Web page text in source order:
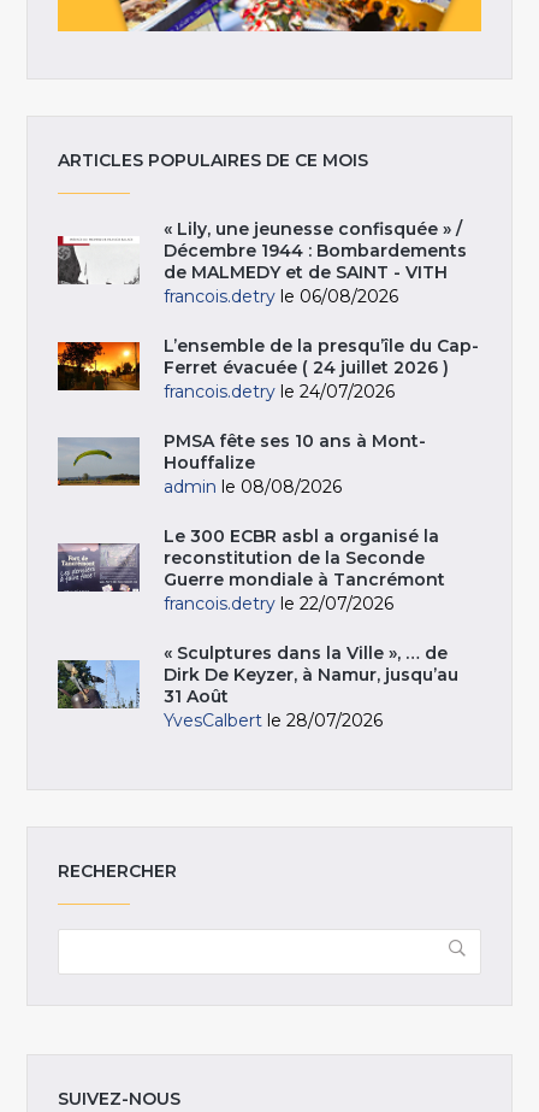
ARTICLES POPULAIRES DE CE MOIS
« Lily, une jeunesse confisquée » /
Décembre 1944 : Bombardements
de MALMEDY et de SAINT - VITH
francois.detry le 06/08/2026
L’ensemble de la presqu’île du Cap-
Ferret évacuée ( 24 juillet 2026 )
francois.detry le 24/07/2026
PMSA fête ses 10 ans à Mont-
Houffalize
admin le 08/08/2026
Le 300 ECBR asbl a organisé la
reconstitution de la Seconde
Guerre mondiale à Tancrémont
francois.detry le 22/07/2026
« Sculptures dans la Ville », … de
Dirk De Keyzer, à Namur, jusqu’au
31 Août
YvesCalbert le 28/07/2026
RECHERCHER
SUIVEZ-NOUS